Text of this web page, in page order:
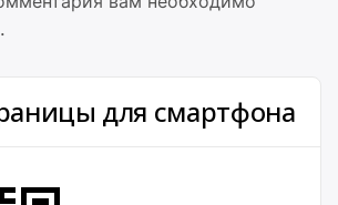
.
для смартфона